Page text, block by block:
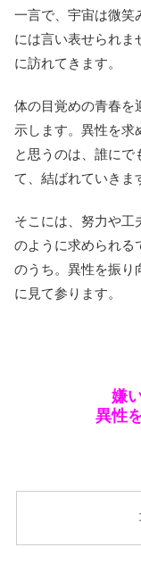
一言で、宇宙は微笑
には言い表せられま
に訪れてきます。
体の目覚めの青春を
示します。異性を求
と思うのは、誰にで
て、結ばれていきま
そこには、努力や工
のように求められる
のうち。異性を振り
に見て参ります。
嫌
異性